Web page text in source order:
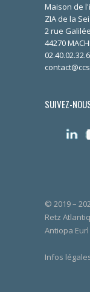
Maison de
ZIA de la
2 rue Galilée
44270
SUIVEZ-
© 2019 –
Retz
Antiopa Eurl
Infos